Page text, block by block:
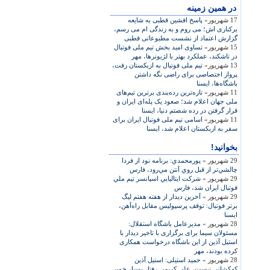
در همين زمينه
17 شهریور»
پاسخ افشين قطبی به شايعه
برکناری اش؛ می روم و به زندگی ام می رسم،
گزارش اعتماد از نشست مطبوعاتی قطبی
15 شهریور»
تساوی اميد بخش تيم ملی فوتبال
در تاشکند، عملکرد بهتر با لژيونرها، مهر
13 شهریور»
تيم ملی فوتبال به ازبکستان رفت،
پرواز اختصاصی برای راضی نگه داشتن
باشگاه‌ها، ايسنا
11 شهریور»
تازه‌ترين رده‌بندی برترين تيم‌های
ملی جهان اعلام شد؛ صعود يک پله‌ای ايران و
قرار گرفتن در رده‌ شصتم دنيا، ايسنا
11 شهریور»
اسامی تيم ملی فوتبال ايران برای
سفر به ازبکستان اعلام شد، ايسنا
بخوانید!
29 شهریور »
پورمحمدي: برنامه نود از فردا
چالشي‌تر از قبل روي آنتن مي‌رود، فارس
29 شهریور »
شركت ايتاليايي اسپانسر تيم ملي
فوتبال ايران شد، فارس
29 شهریور »
آخرين ديدار از هفته هفتم ليگ
برتر فوتبال: توقف پرسپوليس مقابل راه‌آهن،
ايسنا
28 شهریور »
مديرعامل باشگاه استقلال:
مسئولان سيما برای برگزاری با تاخير ديدار با
استيل آذين از اين باشگاه درخواست همکاری
کرده بودند، مهر
28 شهریور »
حميد استيلی: استيل آذين